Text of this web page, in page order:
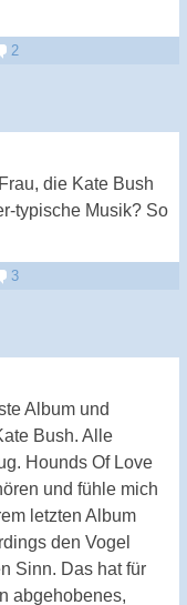
2
die Kate Bush
typische Musik? So
3
Album und
Bush. Alle
Hounds Of Love
und fühle mich
letzten Album
den Vogel
Sinn. Das hat für
abgehobenes,